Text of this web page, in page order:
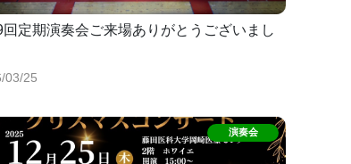
回定期演奏会ご来場ありがとうございまし
03/25